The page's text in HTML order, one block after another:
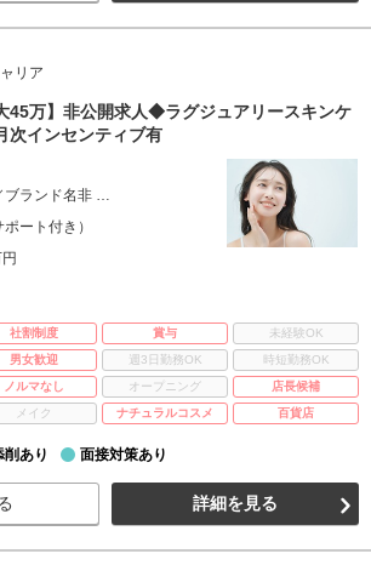
リア
45万】非公開求人◆ラグジュアリースキンケ
次インセンティブ有
ブランド名非 …
ート付き）
社割制度 賞与
未経験OK
男女歓迎 週3日勤務OK
時短勤務OK
ノルマなし オープニング
店長候補
メイク ナチュラルコスメ 百貨店
削あり 面接対策あり
詳細を見る